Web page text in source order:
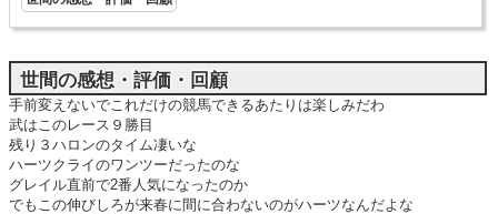
世間の感想・評価・回顧
手前変えないでこれだけの競馬できるあたりは楽しみだわ
武はこのレース９勝目
残り３ハロンのタイム凄いな
ハーツクライのワンツーだったのな
グレイル直前で2番人気になったのか
でもこの伸びしろが来春に間に合わないのがハーツなんだよな